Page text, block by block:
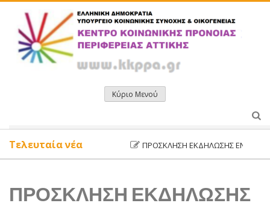
περιεχόμενο
Κύριο Μενού
ΠΡΌΣΚΛΗΣΗ ΕΚΔΉΛΩΣΗΣ
Τελευταία νέα
ΠΡΟΣΚΛΗΣΗ ΕΚΔΗΛΩΣΗΣ